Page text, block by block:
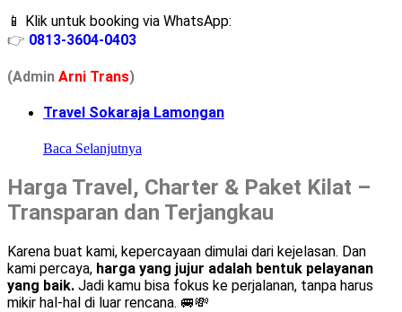
📱 Klik untuk booking via WhatsApp:
👉 0813-3604-0403
(Admin Arni Trans)
Travel Sokaraja Lamongan
Baca Selanjutnya
Harga Travel, Charter & Paket Kilat –
Transparan dan Terjangkau
Karena buat kami, kepercayaan dimulai dari kejelasan. Dan
kami percaya, harga yang jujur adalah bentuk pelayanan
yang baik. Jadi kamu bisa fokus ke perjalanan, tanpa harus
mikir hal-hal di luar rencana. 🚐💸